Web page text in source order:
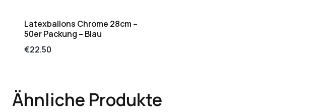
Latexballons Chrome 28cm –
50er Packung – Blau
€22.50
Ähnliche Produkte